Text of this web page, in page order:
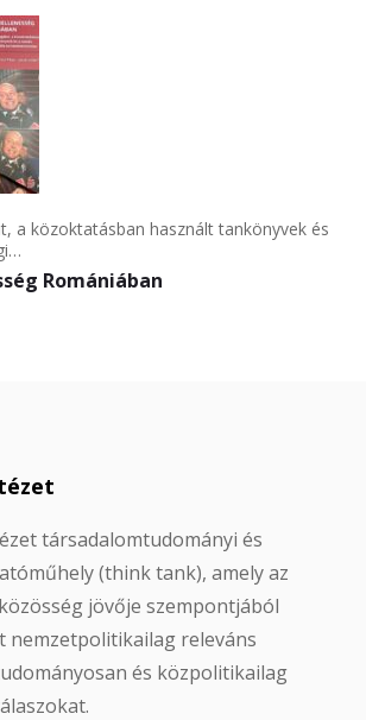
Romániában
a közoktatásban használt tankönyvek és
társadalomtudományi és
(think tank), amely az
jövője szempontjából
nemzetpolitikailag releváns
és közpolitikailag